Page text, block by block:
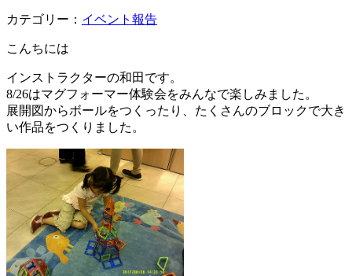
カテゴリー： イベント報告
こんちには
インストラクターの和田です。
8/26はマグフォーマー体験会をみんなで楽しみました。
展開図からボールをつくったり、たくさんのブロックで大き
い作品をつくりました。